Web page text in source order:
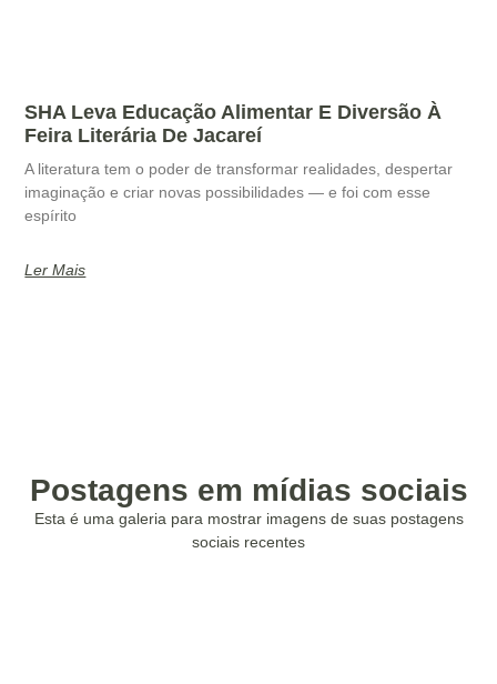
SHA Leva Educação Alimentar E Diversão À
Feira Literária De Jacareí
A literatura tem o poder de transformar realidades, despertar
imaginação e criar novas possibilidades — e foi com esse
espírito
Ler Mais
Postagens em mídias sociais
Esta é uma galeria para mostrar imagens de suas postagens
sociais recentes